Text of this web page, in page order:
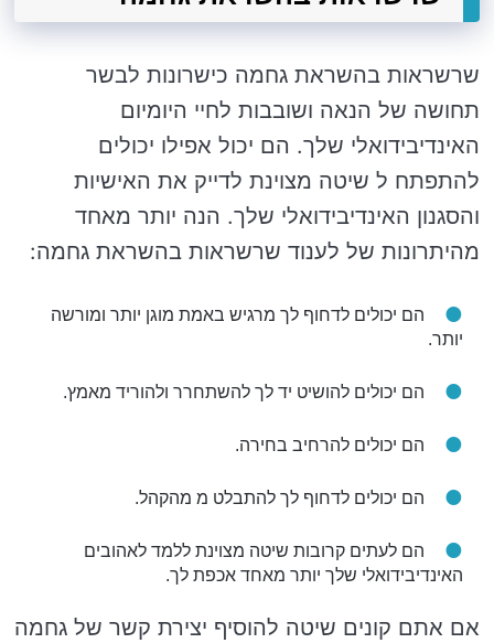
שרשראות בהשראת גחמה כישרונות לבשר
תחושה של הנאה ושובבות לחיי היומיום
האינדיבידואלי שלך. הם יכול אפילו יכולים
להתפתח ל שיטה מצוינת לדייק את האישיות
והסגנון האינדיבידואלי שלך. הנה יותר מאחד
מהיתרונות של לענוד שרשראות בהשראת גחמה:
הם יכולים לדחוף לך מרגיש באמת מוגן יותר ומורשה
יותר.
הם יכולים להושיט יד לך להשתחרר ולהוריד מאמץ.
הם יכולים להרחיב בחירה.
הם יכולים לדחוף לך להתבלט מ מהקהל.
הם לעתים קרובות שיטה מצוינת ללמד לאהובים
האינדיבידואלי שלך יותר מאחד אכפת לך.
אם אתם קונים שיטה להוסיף יצירת קשר של גחמה